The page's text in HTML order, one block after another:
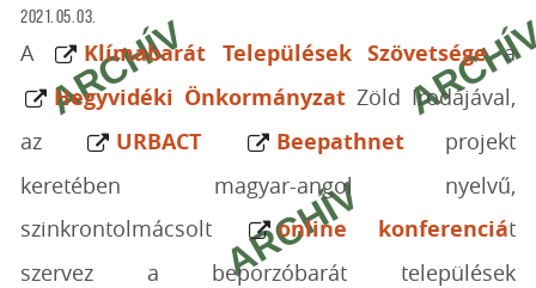
2021. 05. 03.
A Klímabarát Települések Szövetségea
Hegyvidéki Önkormányzat Zöld Irodájával,
az
URBACT Beepathnetprojekt
keretében magyar-angol nyelvű,
szinkrontolmácsolt
online konferenciát
szervez a beporzóbarát települések